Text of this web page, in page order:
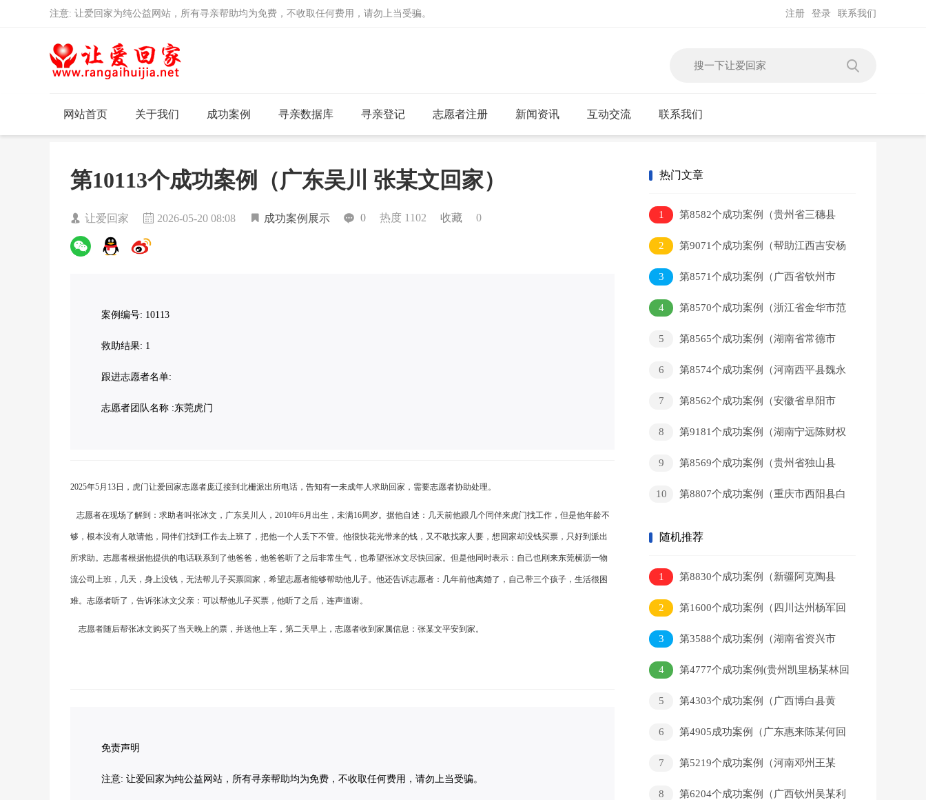
注意: 让爱回家为纯公益网站，所有寻亲帮助均为免费，不收取任何费用，请勿上当受骗。 联系我们
登录
注册
网站首页 关于我们 成功案例 寻亲数据库 寻亲登记 志愿者注册 新闻资讯 互动交流 联系我们
第10113个成功案例（广东吴川 张某文回家）
让爱回家 2026-05-20 08:08 成功案例展示 0 热度 1102 收藏 0
案例编号: 10113
救助结果: 1
跟进志愿者名单:
志愿者团队名称 :东莞虎门
2025年5月 13日，虎门让爱回家志愿者庞辽接到北栅派出所电话，告知有一未成年人求助回家，需要志愿者协助处理。
志愿者在现场了解到：求助者叫张冰文，广东吴川人， 2010年6月出生，未满16周岁。据他自述：几天前他跟几个同伴来虎门找工作，但是他年龄不
够，根本没有人敢请他，同伴们找到工作去上班了，把他一个人丢下不管。他很快花光带来的钱，又不敢找家人要，想回家却没钱买票，只好到派出
所求助。志愿者根据他提供的电话联系到了他爸爸，他爸爸听了之后非常生气，也希望张冰文尽快回家。但是他同时表示：自己也刚来东莞横沥一物
流公司上班，几天，身上没钱，无法帮儿子买票回家，希望志愿者能够帮助他儿子。他还告诉志愿者：几年前他离婚了，自己带三个孩子，生活很困
难。志愿者听了，告诉张冰文父亲：可以帮他儿子买票，他听了之后，连声道谢。
志愿者随后帮张冰文购买了当天晚上的票，并送他上车，第二天早上，志愿者收到家属信息：张某文平安到家。
免责声明
注意: 让爱回家为纯公益网站，所有寻亲帮助均为免费，不收取任何费用，请勿上当受骗。
热门文章
1
第8582个成功案例（贵州省三穗县
吴某本回家）
2
第9071个成功案例（帮助江西吉安杨
某平）
3
第8571个成功案例（广西省钦州市
李某健回家）
4
第8570个成功案例（浙江省金华市范
5
第8565个成功案例（湖南省常德市
6
第8574个成功案例（河南西平县魏永
7
第8562个成功案例（安徽省阜阳市
8
第9181个成功案例（湖南宁远陈财权
9
第8569个成功案例（贵州省独山县
10
第8807个成功案例（重庆市西阳县白
随机推荐
1
第8830个成功案例（新疆阿克陶县
居热提白克.麦麦提某日回家）
2
第1600个成功案例（四川达州杨军回
家）
3
第3588个成功案例（湖南省资兴市
唐某龙回家）
4
第4777个成功案例(贵州凯里杨某林回
5
第4303个成功案例（广西博白县黄
6
第4905成功案例（广东惠来陈某何回
7
第5219个成功案例（河南邓州王某
8
第6204个成功案例（广西钦州吴某利